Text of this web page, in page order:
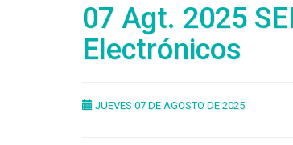
07 Agt. 2025
Electrónicos
JUEVES 07 DE AGOSTO DE 2025